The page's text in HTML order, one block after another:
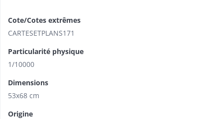
Cote/Cotes extrêmes
CARTESETPLANS171
Particularité physique
1/10000
Dimensions
53x68 cm
Origine